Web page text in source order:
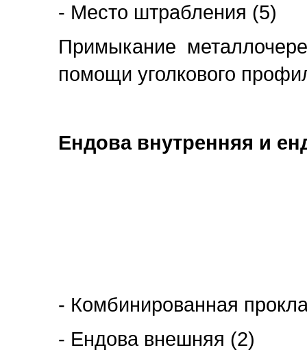
- Место штрабления (5)
Примыкание
помощи уголкового
Ендова внутренняя и
- Комбинированная
- Ендова внешняя (2)